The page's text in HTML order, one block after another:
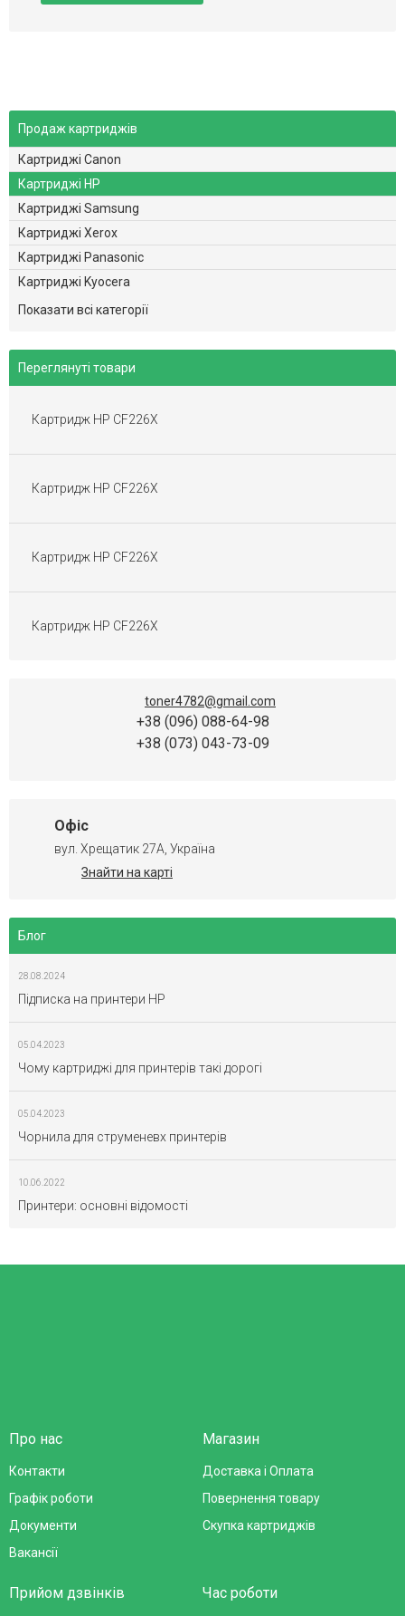
Продаж картриджів
Картриджі Canon
Картриджі HP
Картриджі Samsung
Картриджі Xerox
Картриджі Panasonic
Картриджі Kyocera
Картриджі Brother
Картриджі Dell
Картриджі Epson
Картриджі Toshiba
Картриджі Gestetner
Картриджі для матричних принтерів
Перезаправні Картриджі
Показати всі категорії
Переглянуті товари
Картридж HP CF226X
Картридж HP CF226X
Картридж HP CF226X
Картридж HP CF226X
toner4782@gmail.com
+38 (096) 088-64-98
+38 (073) 043-73-09
Офіс
вул. Хрещатик 27А, Україна
Знайти на карті
Блог
28.08.2024
Підписка на принтери HP
05.04.2023
Чому картриджі для принтерів такі дорогі
05.04.2023
Чорнила для струменевх принтерів
10.06.2022
Принтери: основні відомості
Про нас
Контакти
Графік роботи
Документи
Вакансії
Магазин
Доставка і Оплата
Повернення товару
Скупка картриджів
Прийом дзвінків Час роботи